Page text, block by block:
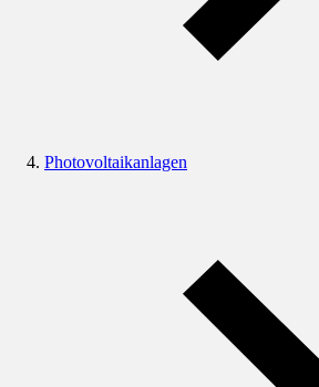
Photovoltaikanlagen